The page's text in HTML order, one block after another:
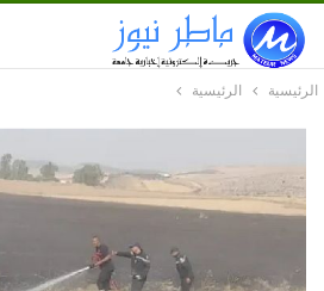
الرئيسية الرئيسية